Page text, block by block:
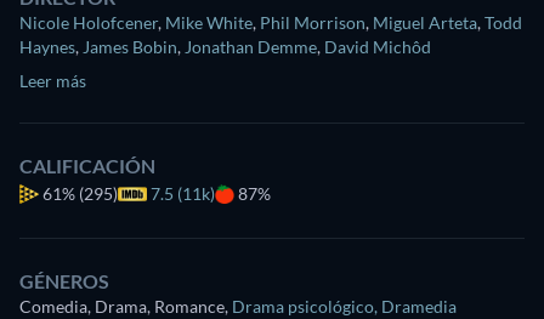
Nicole Holofcener, Mike White, Phil Morrison, Miguel Arteta,Todd
Haynes, James Bobin, Jonathan Demme, David Michôd
Leer más
CALIFICACIÓN
61% (295) 7.5 (11k) 87%
GÉNEROS
Comedia, Drama, Romance, Drama psicológico, Dramedia